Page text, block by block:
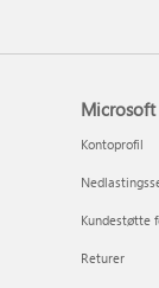
Microsoft
Kontoprofil
Kundestøtte
Returer